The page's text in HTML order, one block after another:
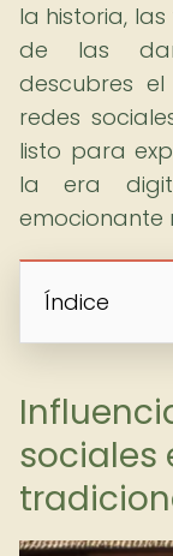
la historia,
de las
descubres
redes
listo para
la era
emocionante
Índice
sociales